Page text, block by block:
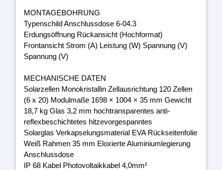
MONTAGEBOHRUNG
Typenschild Anschlussdose 6-04.3
Erdungsöffnung Rückansicht (Hochformat)
Frontansicht Strom (A) Leistung (W) Spannung (V)
Spannung (V)
MECHANISCHE DATEN
Solarzellen Monokristallin Zellausrichtung 120 Zellen
(6 x 20) Modulmaße 1698 × 1004 × 35 mm Gewicht
18,7 kg Glas 3,2 mm hochtransparentes anti-
reflexbeschichtetes hitzevorgespanntes
Solarglas Verkapselungsmaterial EVA Rückseitenfolie
Weiß Rahmen 35 mm Eloxierte Aluminiumlegierung
Anschlussdose
IP 68 Kabel Photovoltaikkabel 4,0mm²